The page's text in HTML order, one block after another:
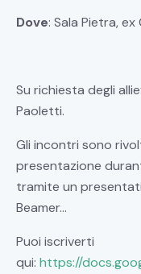
Dove: Sala Pietra,
Su richiesta degli
Paoletti.
Gli incontri sono
presentazione
tramite un
Beamer…
Puoi iscriverti
qui: https://